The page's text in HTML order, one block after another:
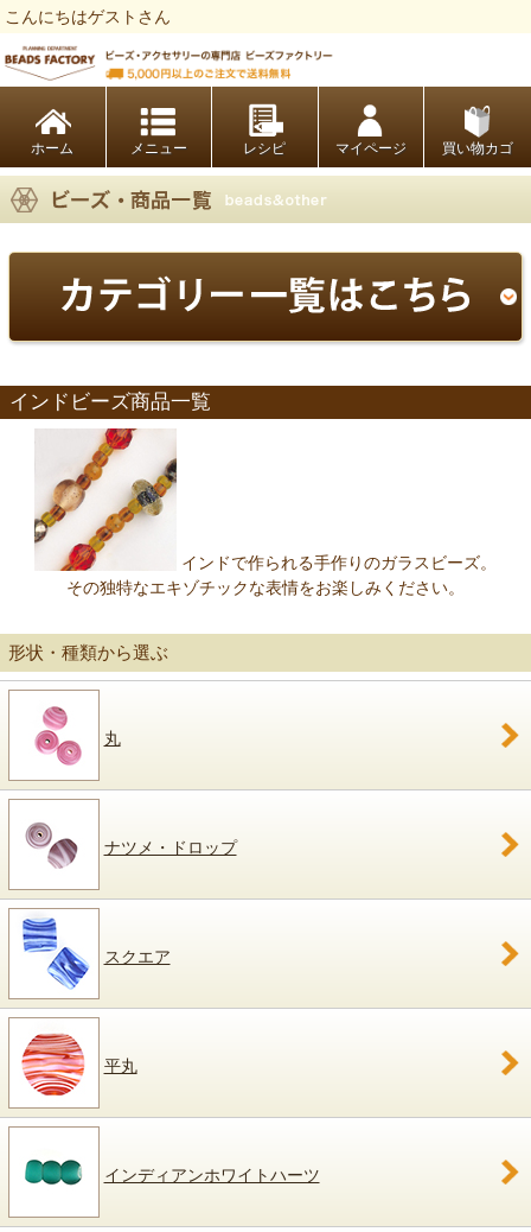
こんにちはゲストさん
ホーム レシピ マイページ 買い物カゴ
インドビーズ商品一覧
インドで作られる手作りのガラスビーズ。
その独特なエキゾチックな表情をお楽しみください。
形状・種類から選ぶ
丸
ナツメ・ドロップ
スクエア
平丸
インディアンホワイトハーツ